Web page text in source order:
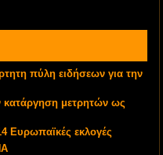
πύλη ειδήσεων για την
κατάργηση μετρητών ως
Ευρωπαϊκές εκλογές